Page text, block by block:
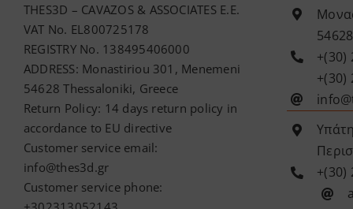
THES3D – CAVAZOS & ASSOCIATES E.E.
VAT No. EL800725178
REGISTRY No. 138495406000
ADDRESS: Monastiriou 301, Menemeni
54628 Thessaloniki, Greece
Return Policy: 14 days return policy in
accordance to EU directive
Customer service email:
info@thes3d.gr
Customer service phone:
+(30)
+(30)
+(30)